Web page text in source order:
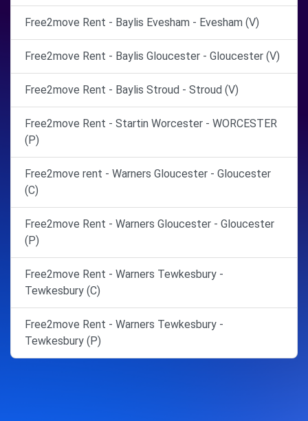
Free2move Rent - Baylis Evesham - Evesham (V)
Free2move Rent - Baylis Gloucester - Gloucester (V)
Free2move Rent - Baylis Stroud - Stroud (V)
Free2move Rent - Startin Worcester - WORCESTER
(P)
Free2move rent - Warners Gloucester - Gloucester
(C)
Free2move Rent - Warners Gloucester - Gloucester
(P)
Free2move Rent - Warners Tewkesbury -
Tewkesbury (C)
Free2move Rent - Warners Tewkesbury -
Tewkesbury (P)